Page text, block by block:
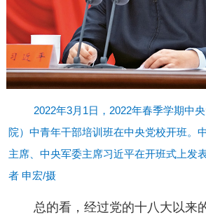
2022年3月1日，2022年春季学期中
院）中青年干部培训班在中央党校开班。
主席、中央军委主席习近平在开班式上发
者 申宏/摄
总的看，经过党的十八大以来